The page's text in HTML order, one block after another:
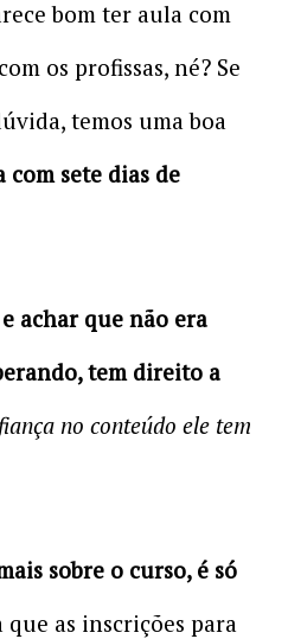
bom ter aula com
os profissas, né? Se
temos uma boa
com sete dias de
achar que não era
tem direito a
no conteúdo ele tem
sobre o curso, é só
as inscrições para